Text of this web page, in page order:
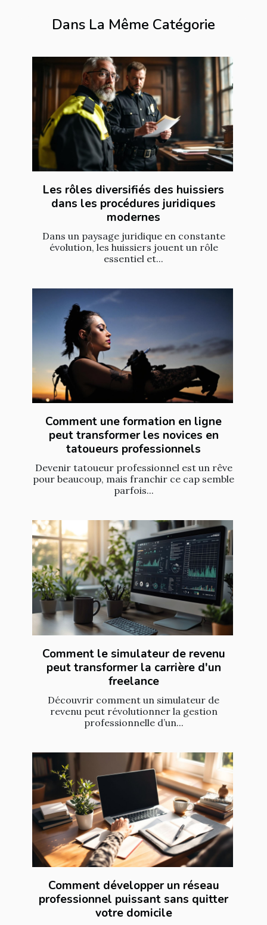
Dans La Même Catégorie
Les rôles diversifiés des huissiers
dans les procédures juridiques
modernes
Dans un paysage juridique en constante
évolution, les huissiers jouent un rôle
essentiel et...
Comment une formation en ligne
peut transformer les novices en
tatoueurs professionnels
Devenir tatoueur professionnel est un rêve
pour beaucoup, mais franchir ce cap semble
parfois...
Comment le simulateur de revenu
peut transformer la carrière d'un
freelance
Découvrir comment un simulateur de
revenu peut révolutionner la gestion
professionnelle d’un...
Comment développer un réseau
professionnel puissant sans quitter
votre domicile